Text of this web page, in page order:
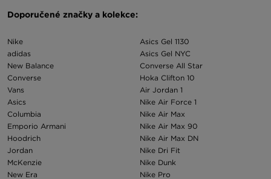
Doporučené značky a kolekce:
Nike
adidas
New Balance
Converse
Vans
Asics
Columbia
Emporio Armani
Hoodrich
Jordan
McKenzie
New Era
Asics Gel 1130
Asics Gel NYC
Converse All Star
Hoka Clifton 10
Air Jordan 1
Nike Air Force 1
Nike Air Max
Nike Air Max 90
Nike Air Max DN
Nike Dri Fit
Nike Dunk
Nike Pro